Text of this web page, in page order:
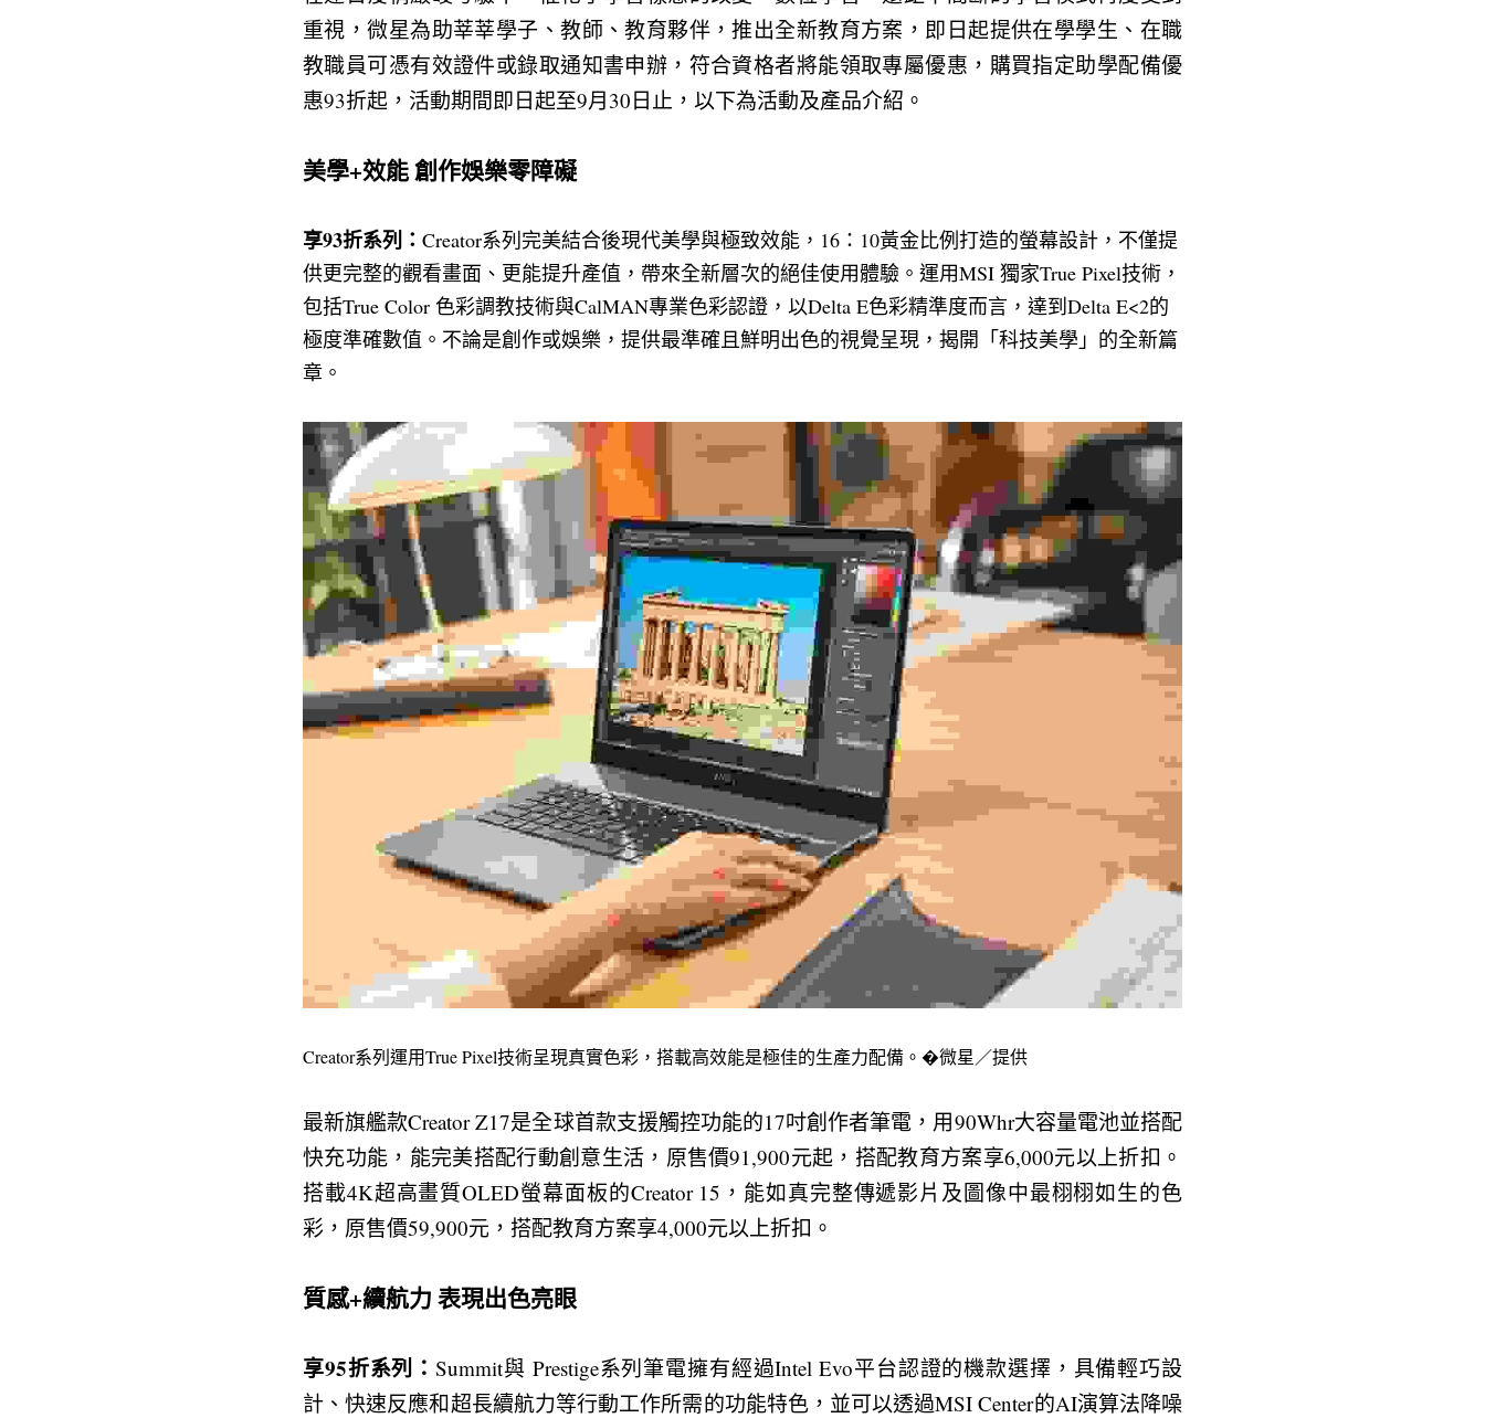
重視，微星為助莘莘學子、教師、教育夥伴，推出全新教育方案，即日起提供在學學生、在職
教職員可憑有效證件或錄取通知書申辦，符合資格者將能領取專屬優惠，購買指定助學配備優
惠93折起，活動期間即日起至9月30日止，以下為活動及產品介紹。
美學+效能 創作娛樂零障礙
享93折系列： Creator系列完美結合後現代美學與極致效能，16：10黃金比例打造的螢幕設計，不僅提
供更完整的觀看畫面、更能提升產值，帶來全新層次的絕佳使用體驗。運用MSI 獨家True Pixel技術，
包括True Color 色彩調教技術與CalMAN專業色彩認證，以Delta E色彩精準度而言，達到Delta E<2的
極度準確數值。不論是創作或娛樂，提供最準確且鮮明出色的視覺呈現，揭開「科技美學」的全新篇
章。
Creator系列運用True Pixel技術呈現真實色彩，搭載高效能是極佳的生產力配備。�微星／提供
最新旗艦款Creator Z17是全球首款支援觸控功能的17吋創作者筆電，用90Whr大容量電池並搭配
快充功能，能完美搭配行動創意生活，原售價91,900元起，搭配教育方案享6,000元以上折扣。
搭載4K超高畫質OLED螢幕面板的Creator 15，能如真完整傳遞影片及圖像中最栩栩如生的色
彩，原售價59,900元，搭配教育方案享4,000元以上折扣。
質感+續航力 表現出色亮眼
享95折系列：Summit與 Prestige系列筆電擁有經過Intel Evo平台認證的機款選擇，具備輕巧設
計、快速反應和超長續航力等行動工作所需的功能特色，並可以透過MSI Center的AI演算法降噪